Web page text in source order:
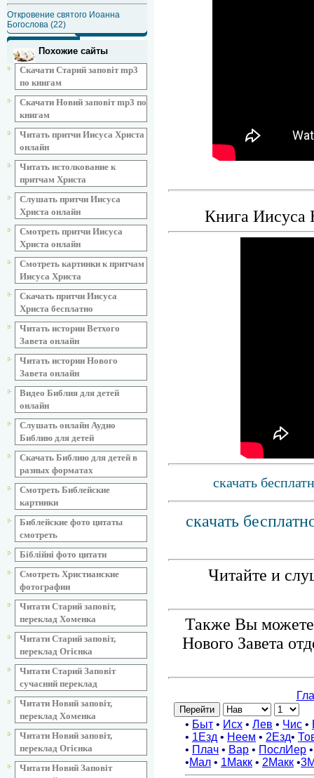
Откровение святого Иоанна
Богослова (22)
Похожие сайты
Скачати Старий заповіт mp3
по книгам
Скачати Новий заповіт mp3 по
книгам
Читать притчи Иисуса Христа
онлайн
Читать истолкование к
притчам Христа
Слушать притчи Иисуса
Христа онлайн
Смотреть притчи Иисуса
Христа онлайн
Смотреть картинки к притчам
Иисуса Христа
Скачать притчи Иисуса
Христа бесплатно
Читать истории Ветхого
Завета онлайн
Читать истории Нового
Завета онлайн
Видео Библия для детей
онлайн
Слушать онлайн Аудио
Библию для детей
Скачать Библию для детей в
разных форматах
Смотреть Библейские
картинки
Библейские фото цитаты
смотреть
Біблійні фото цитати
Смотреть Христианские
фотографии
Читати Старий заповіт,
переклад Хоменка
Читати Старий заповіт,
переклад Огієнка
Читати Старий Заповіт
сучасний переклад
Читати Новий заповіт,
переклад Хоменка
Читати Новий заповіт,
переклад Огієнка
Читати Новий Заповіт
Книга
скачать
скачать
Читайте и
Также Вы можете
Нового Завета